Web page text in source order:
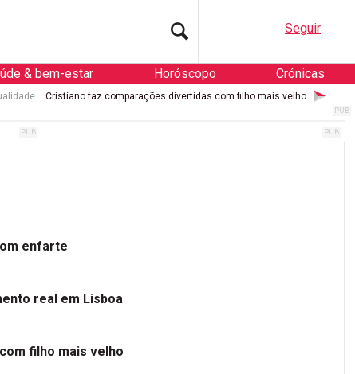
Seguir
& bem-estar Horóscopo Crónicas
Cristiano faz comparações divertidas com filho mais velho
enfarte
real em Lisboa
filho mais velho